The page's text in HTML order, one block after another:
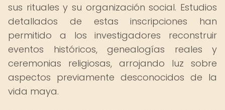
sus rituales y su organización social. Estudios
detallados de estas inscripciones han
permitido a los investigadores reconstruir
eventos históricos, genealogías reales y
ceremonias religiosas, arrojando luz sobre
aspectos previamente desconocidos de la
vida maya.